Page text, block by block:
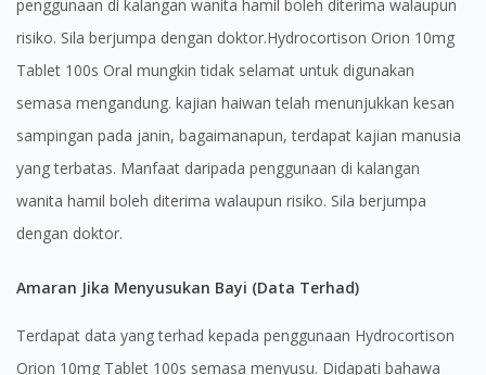
penggunaan di kalangan wanita hamil boleh diterima walaupun
risiko. Sila berjumpa dengan doktor.Hydrocortison Orion 10mg
Tablet 100s Oral mungkin tidak selamat untuk digunakan
semasa mengandung. kajian haiwan telah menunjukkan kesan
sampingan pada janin, bagaimanapun, terdapat kajian manusia
yang terbatas. Manfaat daripada penggunaan di kalangan
wanita hamil boleh diterima walaupun risiko. Sila berjumpa
dengan doktor.
Amaran Jika Menyusukan Bayi (Data Terhad)
Terdapat data yang terhad kepada penggunaan Hydrocortison
Orion 10mg Tablet 100s semasa menyusu. Didapati bahawa